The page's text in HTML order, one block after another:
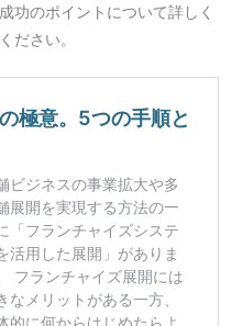
功のポイントについて詳しく
ださい。